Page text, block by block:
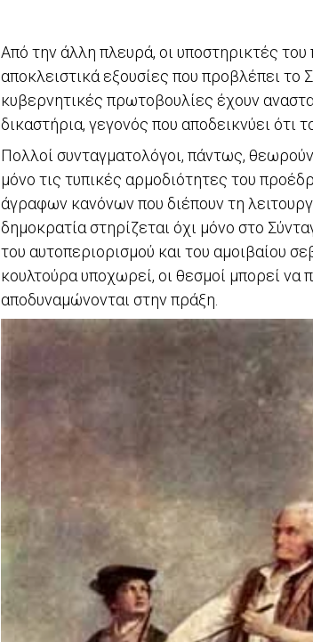
Από την άλλη πλευρά, οι υποστηρικτές του
αποκλειστικά εξουσίες που προβλέπει το
κυβερνητικές πρωτοβουλίες έχουν
δικαστήρια, γεγονός που αποδεικνύει ότι
Πολλοί συνταγματολόγοι, πάντως,
μόνο τις τυπικές αρμοδιότητες του
άγραφων κανόνων που διέπουν τη
δημοκρατία στηρίζεται όχι μόνο στο
του αυτοπεριορισμού και του αμοιβαίου
κουλτούρα υποχωρεί, οι θεσμοί μπορεί να
αποδυναμώνονται στην πράξη.